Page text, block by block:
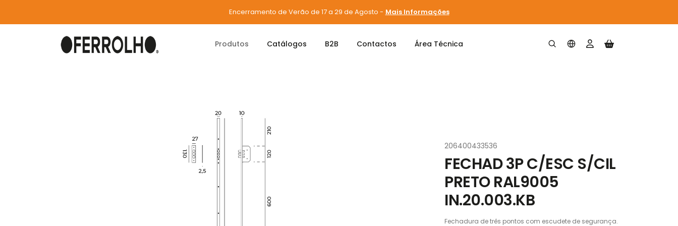
Encerramento de Verão de 17 a 29 de Agosto - Mais Informações
Produtos Catálogos B2B Contactos Área Técnica
Home Produtos Carpintaria FECHAD 3P C/ESC S/CIL PRETO RAL9005 IN.20.003.KB
206400433536
FECHAD 3P C/ESC S/CIL
PRETO RAL9005
IN.20.003.KB
Fechadura de três pontos com escudete de segurança.